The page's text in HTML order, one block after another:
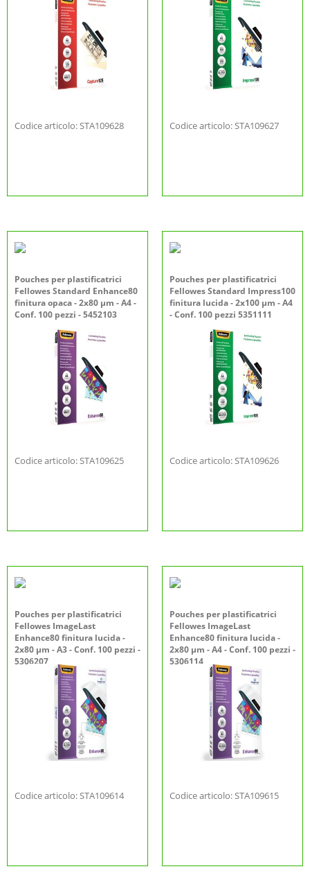
Codice articolo: STA109628 Codice articolo: STA109627
Pouches per plastificatrici
Fellowes Standard Enhance80
finitura opaca - 2x80 µm - A4 -
Conf. 100 pezzi - 5452103
Codice articolo: STA109625
Pouches per plastificatrici
Fellowes Standard Impress100
finitura lucida - 2x100 µm - A4
- Conf. 100 pezzi 5351111
Codice articolo: STA109626
Pouches per plastificatrici
Fellowes ImageLast
Enhance80 finitura lucida -
2x80 µm - A3 - Conf. 100 pezzi -
5306207
Codice articolo: STA109614
Pouches per plastificatrici
Fellowes ImageLast
Enhance80 finitura lucida -
2x80 µm - A4 - Conf. 100 pezzi -
5306114
Codice articolo: STA109615